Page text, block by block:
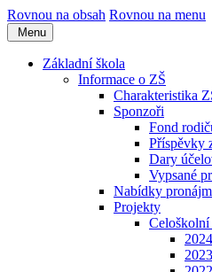
Rovnou na obsah Rovnou na menu
Menu
Základní škola
Informace o ZŠ
Charakteristika
Sponzoři
Fond
Příspěvky
Dary
Vypsané
Nabídky
Projekty